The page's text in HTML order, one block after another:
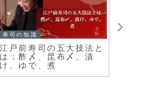
寿司のレシピ
「寿司作りを通じて日本
文化を子どもと一緒に体
験しよう」